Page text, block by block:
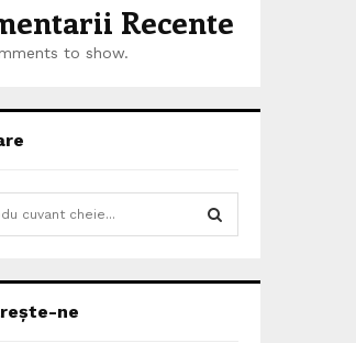
Recente
to show.
ne